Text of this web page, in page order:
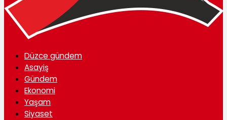
Düzce gündem
Asayiş
Gündem
Ekonomi
Yaşam
Siyaset